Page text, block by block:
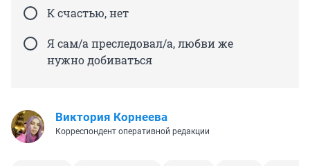
К счастью, нет
Я сам/а преследовал/а, любви же
нужно добиваться
Виктория Корнеева
Корреспондент оперативной редакции